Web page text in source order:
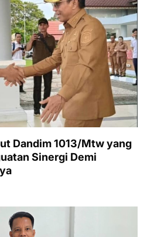
Dandim 1013/Mtw yang
Sinergi Demi